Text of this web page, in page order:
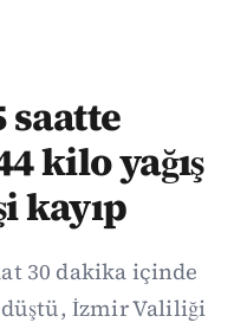
saatte
kilo yağış
kayıp
30 dakika içinde
düştü, İzmir Valiliği